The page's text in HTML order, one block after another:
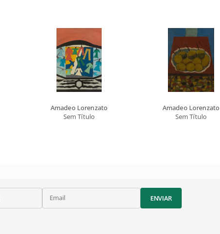
Amadeo Lorenzato
Sem Título
Amadeo Lorenzato
Sem Título
Email ENVIAR